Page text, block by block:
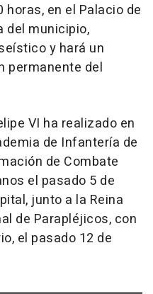
horas, en el Palacio de
del municipio,
y hará un
permanente del
VI ha realizado en
de Infantería de
de Combate
el pasado 5 de
junto a la Reina
de Parapléjicos, con
el pasado 12 de